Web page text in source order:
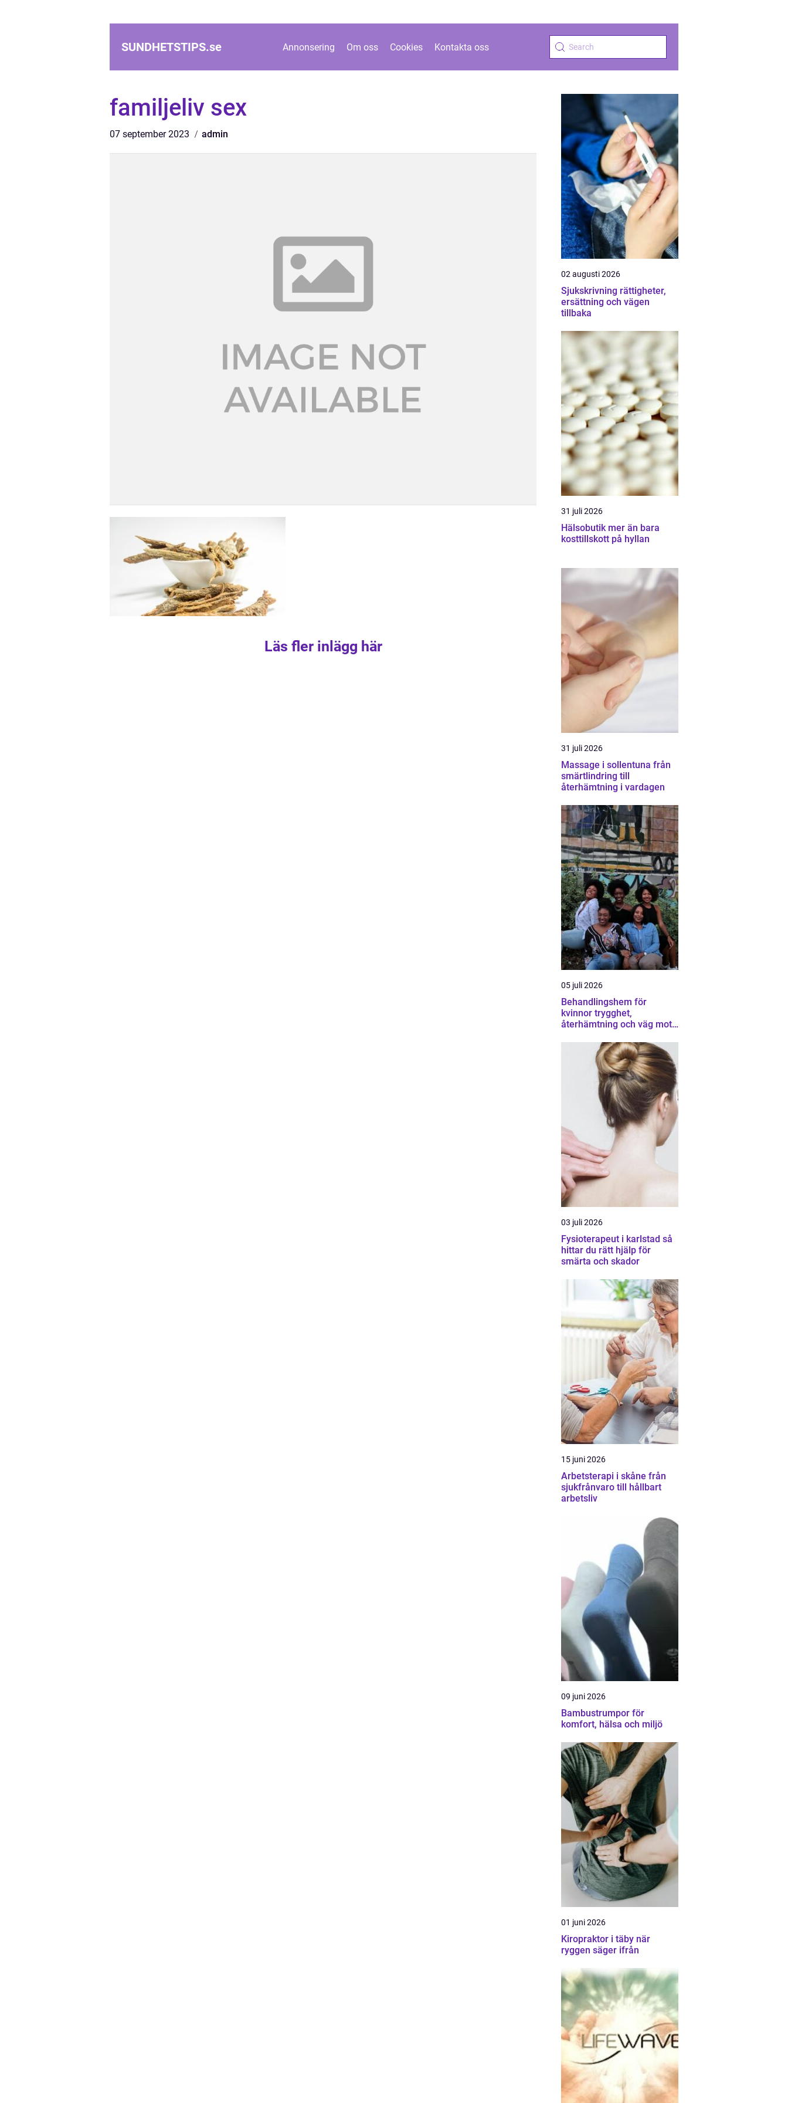
SUNDHETSTIPS.se Annonsering Om oss Cookies Kontakta oss
familjeliv sex
07 september 2023 admin
Läs fler inlägg här
02 augusti 2026
Sjukskrivning rättigheter,
ersättning och vägen
tillbaka
31 juli 2026
Hälsobutik mer än bara
kosttillskott på hyllan
31 juli 2026
Massage i sollentuna från
smärtlindring till
återhämtning i vardagen
05 juli 2026
Behandlingshem för
kvinnor trygghet,
återhämtning och väg mot
03 juli 2026
Fysioterapeut i karlstad så
hittar du rätt hjälp för
smärta och skador
15 juni 2026
Arbetsterapi i skåne från
sjukfrånvaro till hållbart
arbetsliv
09 juni 2026
Bambustrumpor för
komfort, hälsa och miljö
01 juni 2026
Kiropraktor i täby när
ryggen säger ifrån